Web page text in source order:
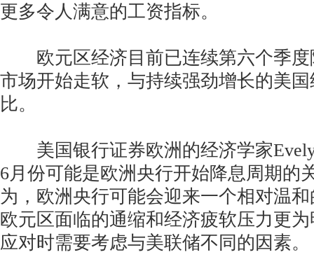
更多令人满意的工资指标。
欧元区经济目前已连续第六个季度
市场开始走软，与持续强劲增长的美
比。
美国银行证券欧洲的经济学家
6月份可能是欧洲央行开始降息周期的
为，欧洲央行可能会迎来一个相对温
欧元区面临的通缩和经济疲软压力更
应对时需要考虑与美联储不同的因素。